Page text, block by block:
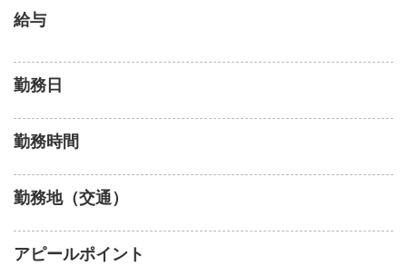
給与
勤務日
勤務時間
勤務地（交通）
アピールポイント